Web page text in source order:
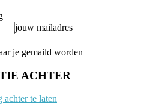
jouw mailadres
je gemaild worden
ACHTER
te laten